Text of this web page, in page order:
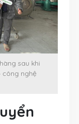
sau khi
công nghệ